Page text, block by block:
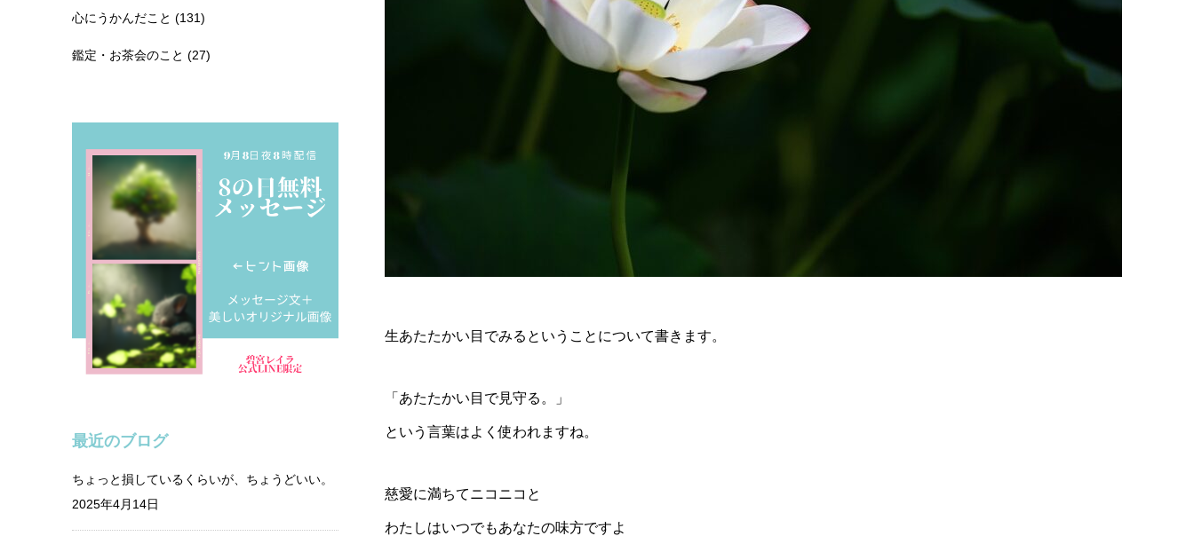
生あたたかい目でみるということについて書きます。
「あたたかい目で見守る。」
という言葉はよく使われますね。
慈愛に満ちてニコニコと
わたしはいつでもあなたの味方ですよ
心にうかんだこと (131)
鑑定・お茶会のこと (27)
最近のブログ
ちょっと損しているくらいが、ちょうどいい。
2025年4月14日